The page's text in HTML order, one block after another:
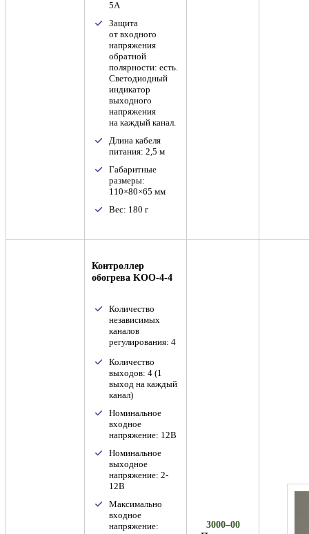
5А
Защита
от входного
напряжения
обратной
полярности: есть.
Светодиодный
индикатор
выходного
напряжения
на каждый канал.
Длина кабеля
питания: 2,5 м
Габаритные
размеры:
110×80×65 мм
Вес: 180 г
Контроллер
обогрева KOO-4-4
Количество
независимых
каналов
регулирования: 4
Количество
выходов: 4 (1
выход на каждый
канал)
Номинальное
входное
напряжение: 12В
Номинальное
выходное
напряжение: 2-
12В
Максимально
входное
напряжение:
3000–00